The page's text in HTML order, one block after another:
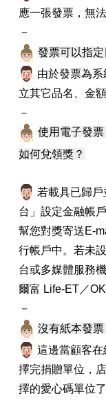
應一張發票，無
－
發票可以指
由於發票為
立其它品名、金
－
使用電子發
如何兌領獎？
若載具已歸
台」設定金融帳
幫您對獎寄送E-
行帳戶中。若未
台或多媒體服務
爾富 Life-ET／
－
沒有紙本發
這邊當顧客
擇完捐贈單位，
擇的愛心碼單位了